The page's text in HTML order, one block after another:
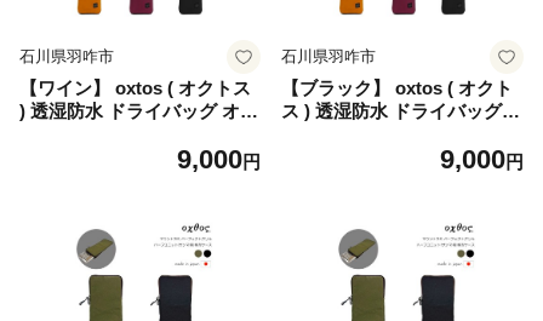
石川県羽咋市
【ワイン】 oxtos ( オクトス
) 透湿防水 ドライバッグ オー
トドア かばん 鞄 アウトドア
ベル カラー ワイン ギフト 贈
り物 プレゼント 石川 能登 羽
咋 オクトス トキ 放鳥
9,000円
石川県羽咋市
【ブラック】 oxtos ( オクト
ス ) 透湿防水 ドライバッグ
アウトドア かばん 鞄 アウト
トラベル カラー ブラック ギ
フト 贈り物 プレゼント 石川
能登 羽咋 オクトス トキ 放鳥
9,000円